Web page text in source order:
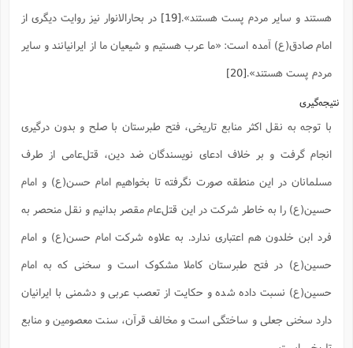
هستند و سایر مردم پست هستند».[19]
در بحارالانوار نیز روایت دیگری از
امام صادق(ع) آمده است: «ما عرب هستیم و شیعیان ما از ایرانیانند و سایر
مردم پست هستند».[20]
نتیجه‌گیری
با توجه به نقل اکثر منابع تاریخی، فتح طبرستان با صلح و بدون درگیری
انجام گرفت و بر خلاف ادعای نویسندگان ضد دین، قتل‌عامی از طرف
مسلمانان در این منطقه صورت نگرفته تا بخواهیم امام حسن(ع) و امام
حسین(ع) را به خاطر شرکت در این قتل‌عام مقصر بدانیم و نقل منحصر به
فرد ابن خلدون هم اعتباری ندارد. به علاوه شرکت امام حسن(ع) و امام
حسین(ع) در فتح طبرستان کاملا مشکوک است و سخنی که به امام
حسین(ع) نسبت داده شده و حکایت از تعصب عربی و دشمنی با ایرانیان
دارد سخنی جعلی و ساختگی است و مخالف قرآن، سنت معصومین و منابع